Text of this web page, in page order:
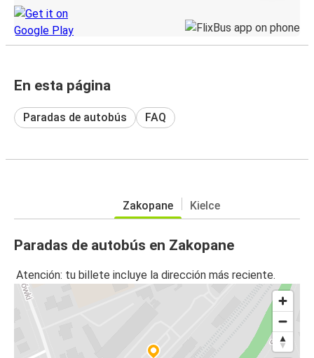
En esta página
Paradas de autobús FAQ
Zakopane Kielce
Paradas de autobús en Zakopane
Atención: tu billete incluye la dirección más reciente.